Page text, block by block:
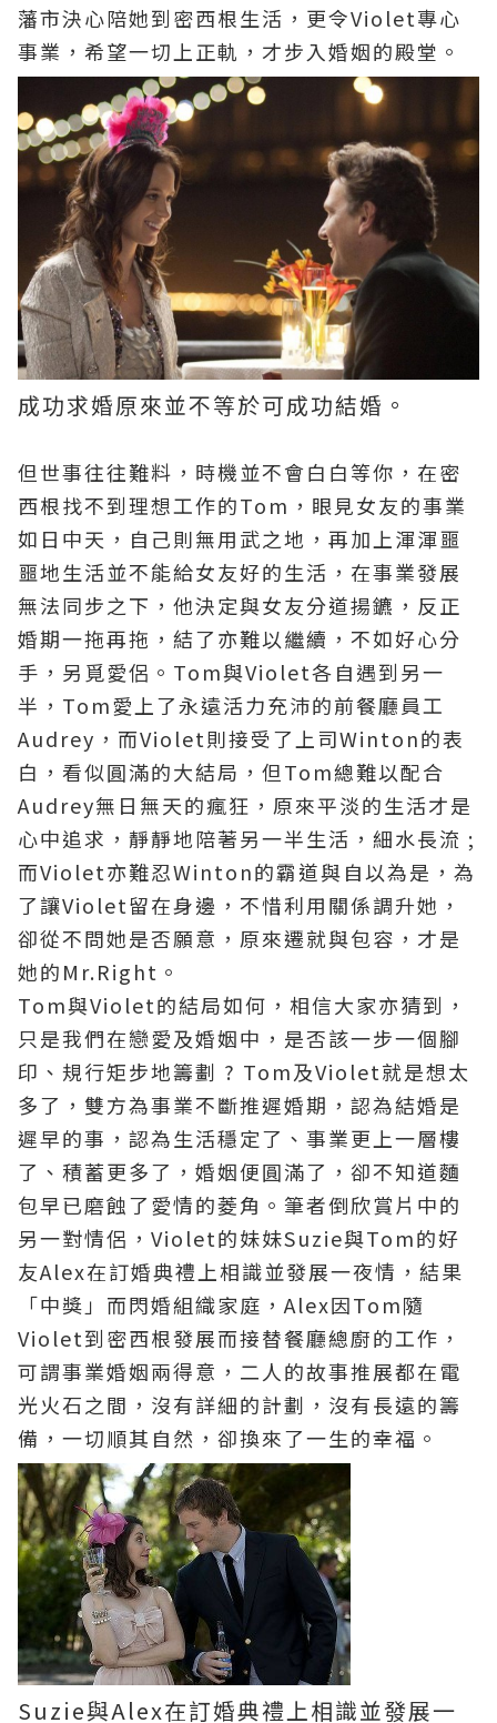
藩市決心陪她到密西根生活，更令Violet專心
事業，希望一切上正軌，才步入婚姻的殿堂。
成功求婚原來並不等於可成功結婚。
但世事往往難料，時機並不會白白等你，在密
西根找不到理想工作的Tom，眼見女友的事業
如日中天，自己則無用武之地，再加上渾渾噩
噩地生活並不能給女友好的生活，在事業發展
無法同步之下，他決定與女友分道揚鑣，反正
婚期一拖再拖，結了亦難以繼續，不如好心分
手，另覓愛侶。Tom與Violet各自遇到另一
半，Tom愛上了永遠活力充沛的前餐廳員工
Audrey，而Violet則接受了上司Winton的表
白，看似圓滿的大結局，但Tom總難以配合
Audrey無日無天的瘋狂，原來平淡的生活才是
心中追求，靜靜地陪著另一半生活，細水長流 ;
而Violet亦難忍Winton的霸道與自以為是，為
了讓Violet留在身邊，不惜利用關係調升她，
卻從不問她是否願意，原來遷就與包容，才是
她的Mr.Right。
Tom與Violet的結局如何，相信大家亦猜到，
只是我們在戀愛及婚姻中，是否該一步一個腳
印、規行矩步地籌劃 ? Tom及Violet就是想太
多了，雙方為事業不斷推遲婚期，認為結婚是
遲早的事，認為生活穩定了、事業更上一層樓
了、積蓄更多了，婚姻便圓滿了，卻不知道麵
包早已磨蝕了愛情的菱角。筆者倒欣賞片中的
另一對情侶，Violet的妹妹Suzie與Tom的好
友Alex在訂婚典禮上相識並發展一夜情，結果
「中獎」而閃婚組織家庭，Alex因Tom隨
Violet到密西根發展而接替餐廳總廚的工作，
可謂事業婚姻兩得意，二人的故事推展都在電
光火石之間，沒有詳細的計劃，沒有長遠的籌
備，一切順其自然，卻換來了一生的幸福。
Suzie與Alex在訂婚典禮上相識並發展一